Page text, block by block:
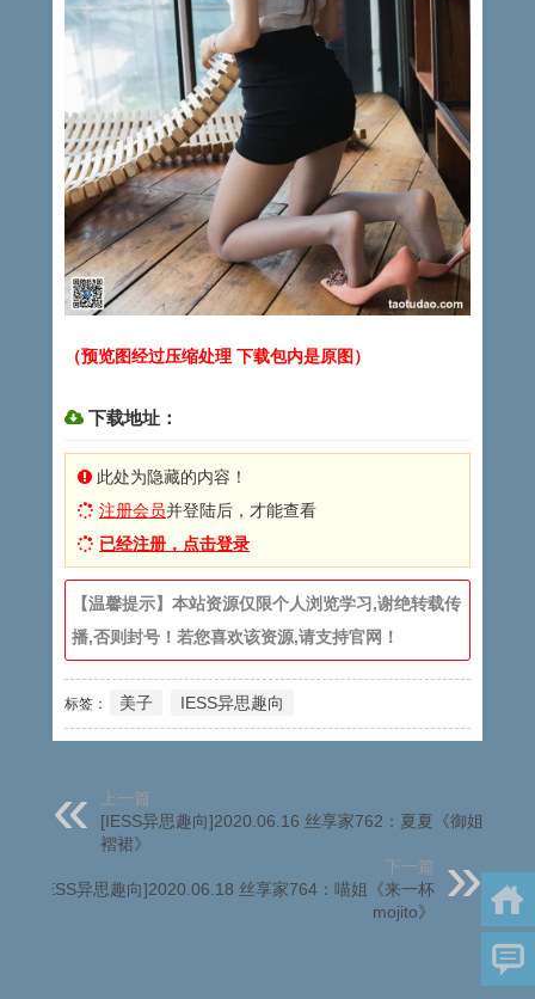
（预览图经过压缩处理 下载包内是原图）
下载地址：
此处为隐藏的内容！
注册会员并登陆后，才能查看
已经注册，点击登录
【温馨提示】本站资源仅限个人浏览学习,谢绝转载传
播,否则封号！若您喜欢该资源,请支持官网！
标签： 美子 IESS异思趣向
上一篇
[IESS异思趣向]2020.06.16 丝享家762：夏夏《御姐穿百
褶裙》
下一篇
[IESS异思趣向]2020.06.18 丝享家764：喵姐《来一杯
mojito》